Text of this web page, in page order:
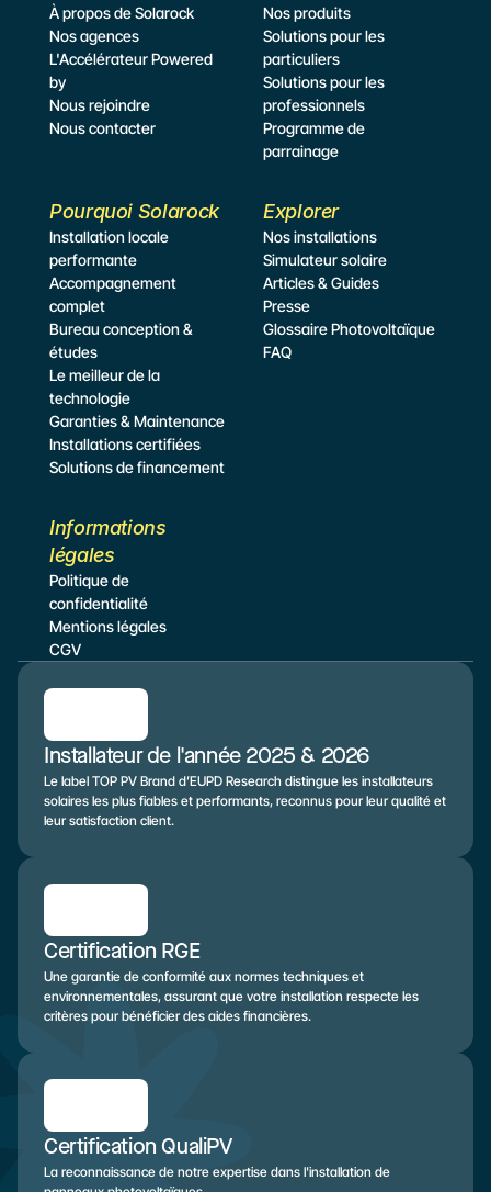
À propos de Solarock
Nos agences
L'Accélérateur Powered
by
Nous rejoindre
Nous contacter
Nos produits
Solutions pour les
particuliers
Solutions pour les
professionnels
Programme de
parrainage
Pourquoi Solarock
Installation locale
performante
Accompagnement
complet
Bureau conception &
études
Le meilleur de la
technologie
Garanties & Maintenance
Installations certifiées
Solutions de financement
Explorer
Nos installations
Simulateur solaire
Articles & Guides
Presse
Glossaire Photovoltaïque
FAQ
Informations
légales
Politique de
confidentialité
Mentions légales
CGV
Installateur de l'année 2025 & 2026
Le label TOP PV Brand d’EUPD Research distingue les installateurs
solaires les plus fiables et performants, reconnus pour leur qualité et
leur satisfaction client.
Certification RGE
Une garantie de conformité aux normes techniques et
environnementales, assurant que votre installation respecte les
critères pour bénéficier des aides financières.
Certification QualiPV
La reconnaissance de notre expertise dans l'installation de